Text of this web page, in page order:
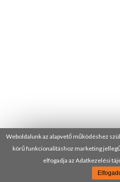
Weboldalunk az alapvető működéshez
körű funkcionalitáshoz marketing
elfogadja az Adatkezelési